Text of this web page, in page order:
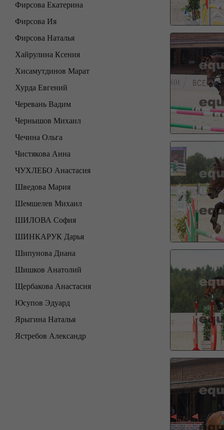
Фирсова Екатерина
Фирсова Ия
Фирсова Наталья
Хайрулина Ксения
Хисамутдинов Марат
Хурда Евгений
Черевань Вадим
Чернышов Михаил
Чечина Ольга
Чистякова Анна
ЧУХЛЕБО Анастасия
Шведова Мария
Шемшелев Михаил
ШИЛОВА София
ШИНКАРУК Дарья
Шипунова Диана
Шишков Анатолий
Щербакова Анастасия
Юсупов Эдуард
Ярыгина Наталья
Ястребов Александр